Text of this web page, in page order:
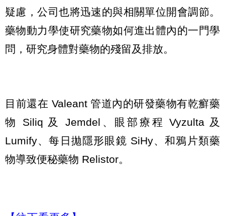
疑慮，公司也將迅速的與相關單位開會調節。
藥物動力學使研究藥物如何進出體內的一門學
問，研究身體對藥物的殘留及排放。
目前還在 Valeant 管道內的研發藥物有乾癬藥
物 Siliq 及 Jemdel、眼部療程 Vyzulta 及
Lumify、每日拋隱形眼鏡 SiHy、和鴉片類藥
物導致便秘藥物 Relistor。